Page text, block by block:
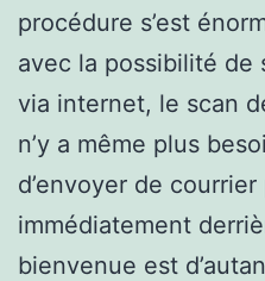
procédure s’est
avec la possibilité de
via internet, le scan
n’y a même plus
d’envoyer de
immédiatement
bienvenue est